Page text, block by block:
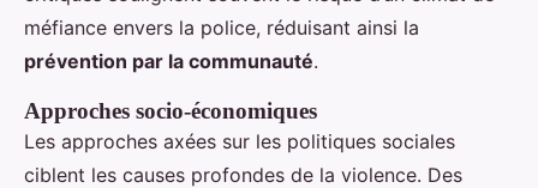
méfiance envers la police, réduisant ainsi la
prévention par la communauté.
Approches socio-économiques
Les approches axées sur les politiques sociales
ciblent les causes profondes de la violence. Des